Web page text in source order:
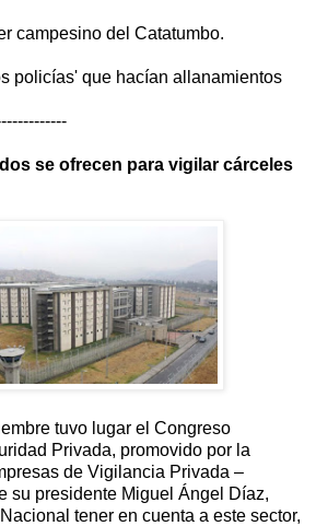
campesino del Catatumbo.
policías' que hacían allanamientos
se ofrecen para vigilar cárceles
tuvo lugar el Congreso
Privada, promovido por la
de Vigilancia Privada –
su presidente Miguel Ángel Díaz,
tener en cuenta a este sector,